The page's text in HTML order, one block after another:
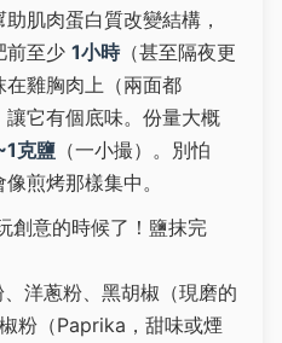
肌肉蛋白質改變結構，
前至少 1小時（甚至隔夜更
雞胸肉上（兩面都
它有個底味。份量大概
克鹽 （一小撮）。別怕
煎烤那樣集中。
創意的時候了！鹽抹完
、洋蔥粉、黑胡椒（現磨的
粉（Paprika，甜味或煙